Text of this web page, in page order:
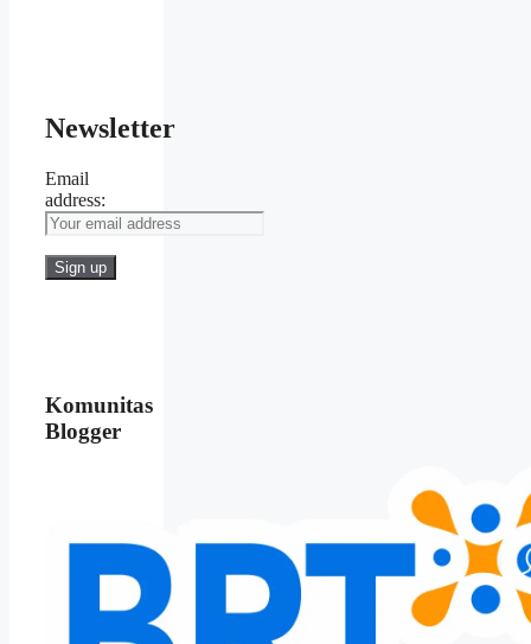
Newsletter
Email
address:
Komunitas
Blogger